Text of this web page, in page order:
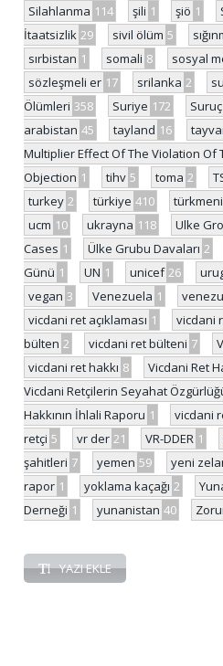
Silahlanma 114 şili 1 şiö 1
İtaatsizlik 29 sivil ölüm 5
sırbistan 1 somali 8 sosyal
sözleşmeli er 17 srilanka 2
Ölümleri 358 Suriye 172
arabistan 45 tayland 16
Multiplier Effect Of The Violation Of
Objection 1 tihv 5 toma 2
turkey 2 türkiye 410
ucm 10 ukrayna 118 Ulke
Cases 1 Ülke Grubu Davaları 2
Günü 1 UN 1 unicef 26
vegan 3 Venezuela 1
vicdani ret açıklaması 1 vicdani
bülten 2 vicdani ret bülteni 7
vicdani ret hakkı 8
Vicdani Ret
Vicdani Retçilerin Seyahat
Hakkının İhlali Raporu 1 vicdani
retçi 5 vr der 21 VR-DDER 1
şahitleri 7 yemen 59 yeni
rapor 1 yoklama kaçağı 2
Derneği 1 yunanistan 40
YAZI EKLE